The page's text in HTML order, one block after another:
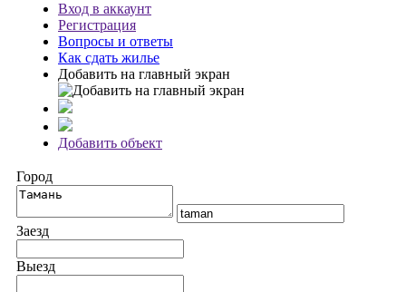
Вход в аккаунт
Регистрация
Вопросы и ответы
Как сдать жилье
Добавить на главный экран
Добавить объект
Город
Заезд
Выезд